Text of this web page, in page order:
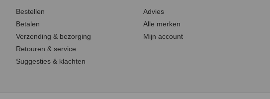
Bestellen
Betalen
Verzending & bezorging
Retouren & service
Suggesties & klachten
Advies
Alle merken
Mijn account